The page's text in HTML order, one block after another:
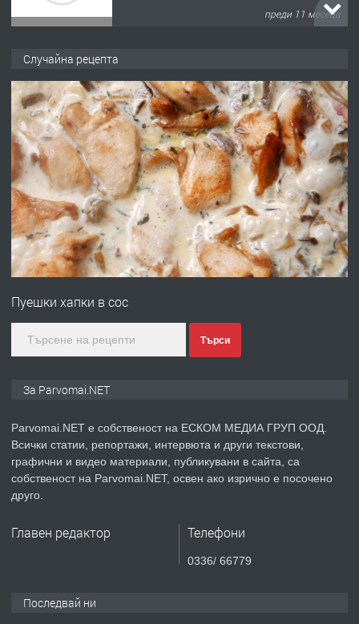
преди 11 месеца
преди 1 година
ПРЕДЛАГА Работа за общи работници
преди 1 година
ПРЕДЛАГА
Първи поход "По стъпките на Ангел
преди 1 година
ПРЕДЛАГА Уроци по Математика
Случайна рецепта
Пуешки хапки в сос
Търси
За Parvomai.NET
Parvomai.NET е собственост на ЕСКОМ МЕДИА ГРУП ООД.
Всички статии, репортажи, интервюта и други текстови,
графични и видео материали, публикувани в сайта, са
собственост на Parvomai.NET, освен ако изрично е посочено
друго.
Главен редактор Телефони
0336/ 66779
Последвай ни